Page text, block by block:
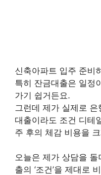
신축아파트 입주 준비
특히 잔금대출은 일정
가기 쉽거든요.
그런데 제가 실제로
대출이라도 조건 디테
주 후의 체감 비용을
오늘은 제가 상담을
출의 ‘조건’을 제대로